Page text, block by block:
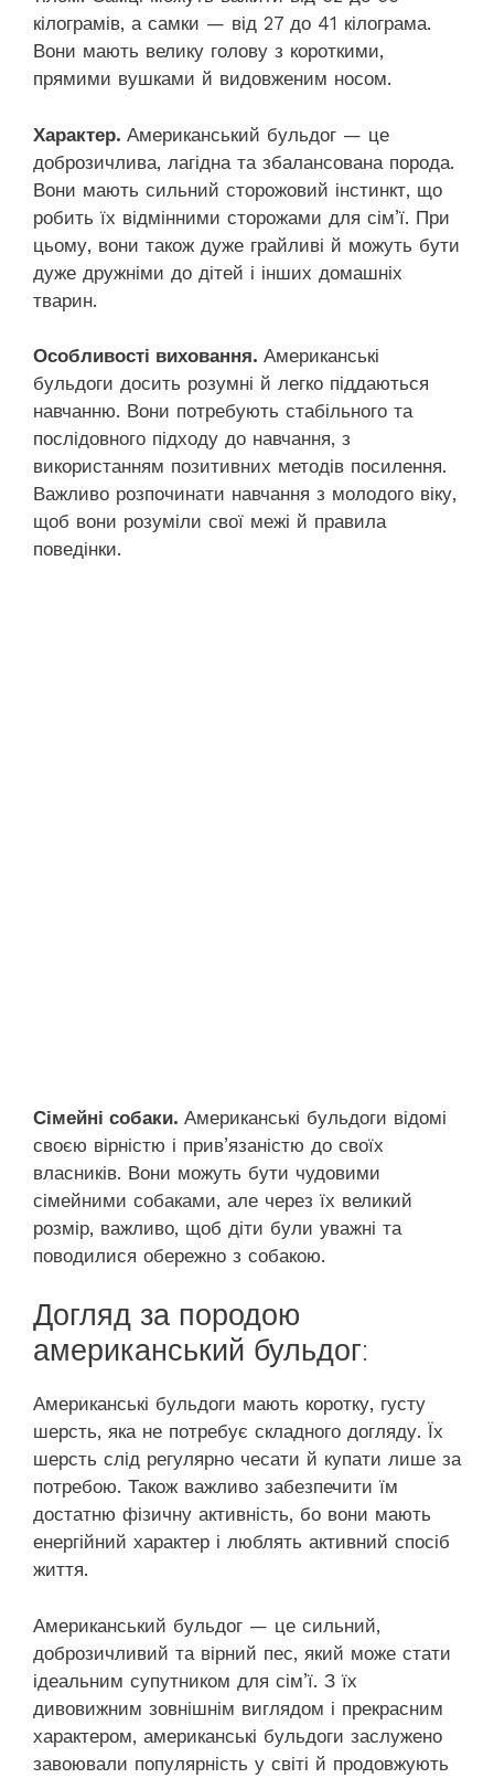
кілограмів, а самки — від 27 до 41 кілограма.
Вони мають велику голову з короткими,
прямими вушками й видовженим носом.
Характер. Американський бульдог — це
доброзичлива, лагідна та збалансована порода.
Вони мають сильний сторожовий інстинкт, що
робить їх відмінними сторожами для сім’ї. При
цьому, вони також дуже грайливі й можуть бути
дуже дружніми до дітей і інших домашніх
тварин.
Особливості виховання. Американські
бульдоги досить розумні й легко піддаються
навчанню. Вони потребують стабільного та
послідовного підходу до навчання, з
використанням позитивних методів посилення.
Важливо розпочинати навчання з молодого віку,
щоб вони розуміли свої межі й правила
поведінки.
Сімейні собаки. Американські бульдоги відомі
своєю вірністю і прив’язаністю до своїх
власників. Вони можуть бути чудовими
сімейними собаками, але через їх великий
розмір, важливо, щоб діти були уважні та
поводилися обережно з собакою.
Догляд за породою
американський бульдог:
Американські бульдоги мають коротку, густу
шерсть, яка не потребує складного догляду. Їх
шерсть слід регулярно чесати й купати лише за
потребою. Також важливо забезпечити їм
достатню фізичну активність, бо вони мають
енергійний характер і люблять активний спосіб
життя.
Американський бульдог — це сильний,
доброзичливий та вірний пес, який може стати
ідеальним супутником для сім’ї. З їх
дивовижним зовнішнім виглядом і прекрасним
характером, американські бульдоги заслужено
завоювали популярність у світі й продовжують